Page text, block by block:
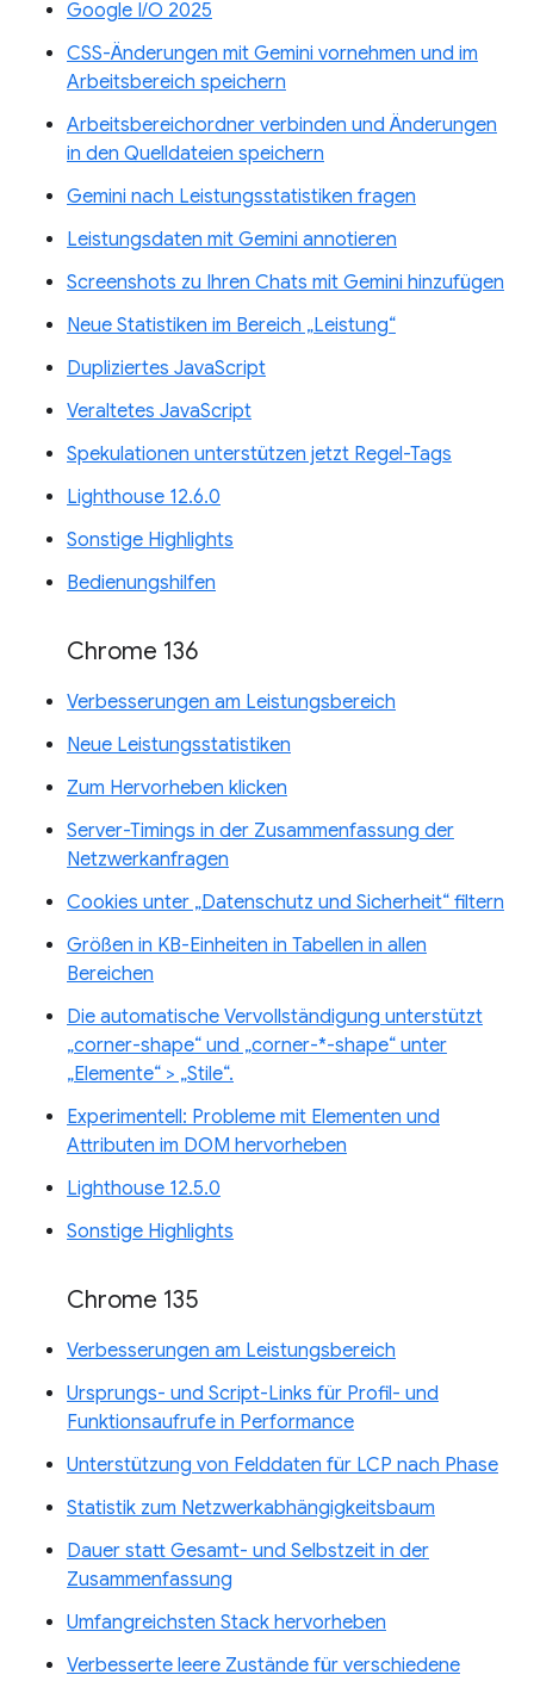
Google I/O 2025
CSS-Änderungen mit Gemini vornehmen und im
Arbeitsbereich speichern
Arbeitsbereichordner verbinden und Änderungen
in den Quelldateien speichern
Gemini nach Leistungsstatistiken fragen
Leistungsdaten mit Gemini annotieren
Screenshots zu Ihren Chats mit Gemini hinzufügen
Neue Statistiken im Bereich „Leistung“
Dupliziertes JavaScript
Veraltetes JavaScript
Spekulationen unterstützen jetzt Regel-Tags
Lighthouse 12.6.0
Sonstige Highlights
Bedienungshilfen
Chrome 136
Verbesserungen am Leistungsbereich
Neue Leistungsstatistiken
Zum Hervorheben klicken
Server-Timings in der Zusammenfassung der
Netzwerkanfragen
Cookies unter „Datenschutz und Sicherheit“ filtern
Größen in KB-Einheiten in Tabellen in allen
Bereichen
Die automatische Vervollständigung unterstützt
„corner-shape“ und „corner-*-shape“ unter
„Elemente“ > „Stile“.
Experimentell: Probleme mit Elementen und
Attributen im DOM hervorheben
Lighthouse 12.5.0
Sonstige Highlights
Chrome 135
Verbesserungen am Leistungsbereich
Ursprungs- und Script-Links für Profil- und
Funktionsaufrufe in Performance
Unterstützung von Felddaten für LCP nach Phase
Statistik zum Netzwerkabhängigkeitsbaum
Dauer statt Gesamt- und Selbstzeit in der
Zusammenfassung
Umfangreichsten Stack hervorheben
Verbesserte leere Zustände für verschiedene